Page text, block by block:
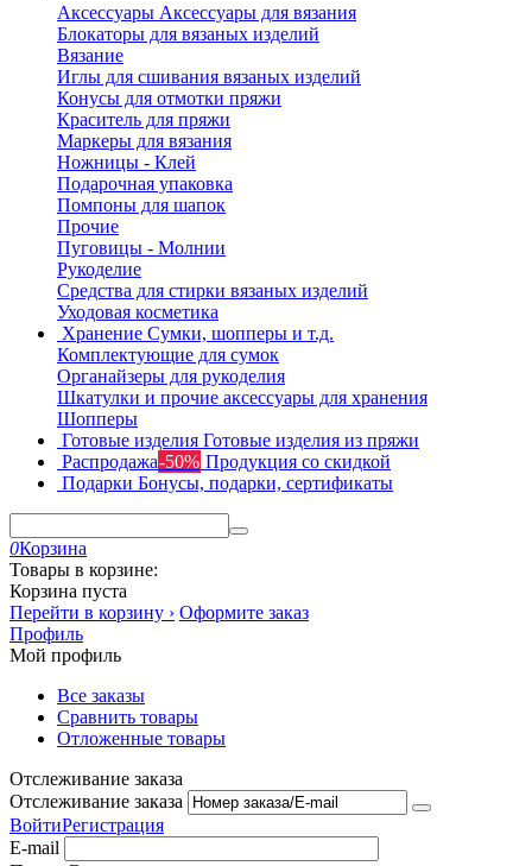
Аксессуары Аксессуары для вязания
Блокаторы для вязаных изделий
Вязание
Иглы для сшивания вязаных изделий
Конусы для отмотки пряжи
Краситель для пряжи
Маркеры для вязания
Ножницы - Клей
Подарочная упаковка
Помпоны для шапок
Прочие
Пуговицы - Молнии
Рукоделие
Средства для стирки вязаных изделий
Уходовая косметика
Хранение Сумки, шопперы и т.д.
Комплектующие для сумок
Органайзеры для рукоделия
Шкатулки и прочие аксессуары для хранения
Шопперы
Готовые изделия Готовые изделия из пряжи
Распродажа-50% Продукция со скидкой
Подарки Бонусы, подарки, сертификаты
0Корзина
Товары в корзине:
Корзина пуста
Перейти в корзину › Оформите заказ
Профиль
Мой профиль
Все заказы
Сравнить товары
Отложенные товары
Отслеживание заказа
Отслеживание заказа
ВойтиРегистрация
E-mail